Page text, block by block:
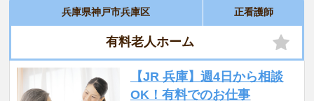
兵庫県神戸市兵庫区 正看護師
有料老人ホーム
【JR 兵庫】週4日から相談
OK！有料でのお仕事